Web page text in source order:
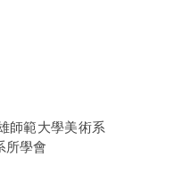
師範大學美術系
所學會